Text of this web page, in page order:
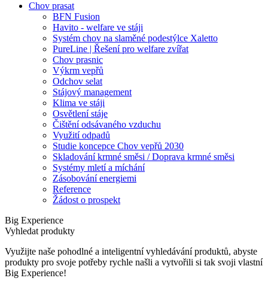
Chov prasat
BFN Fusion
Havito - welfare ve stáji
Systém chov na slaměné podestýlce Xaletto
PureLine | Řešení pro welfare zvířat
Chov prasnic
Výkrm vepřů
Odchov selat
Stájový management
Klima ve stáji
Osvětlení stáje
Čištění odsávaného vzduchu
Využití odpadů
Studie koncepce Chov vepřů 2030
Skladování krmné směsi / Doprava krmné směsi
Systémy mletí a míchání
Zásobování energiemi
Reference
Žádost o prospekt
Big Experience
Vyhledat produkty
Využijte naše pohodlné a inteligentní vyhledávání produktů, abyste
produkty pro svoje potřeby rychle našli a vytvořili si tak svoji vlastní
Big Experience!